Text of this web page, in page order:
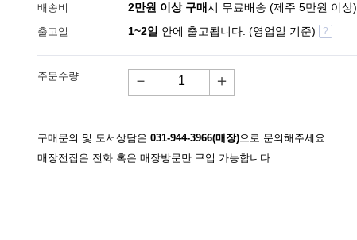
배송비 2만원 이상 구매시 무료배송 (제주 5만원 이상)
출고일 1~2일 안에 출고됩니다. (영업일 기준) ?
주문수량 － ＋
구매문의 및 도서상담은 031-944-3966(매장)으로 문의해주세요.
매장전집은 전화 혹은 매장방문만 구입 가능합니다.